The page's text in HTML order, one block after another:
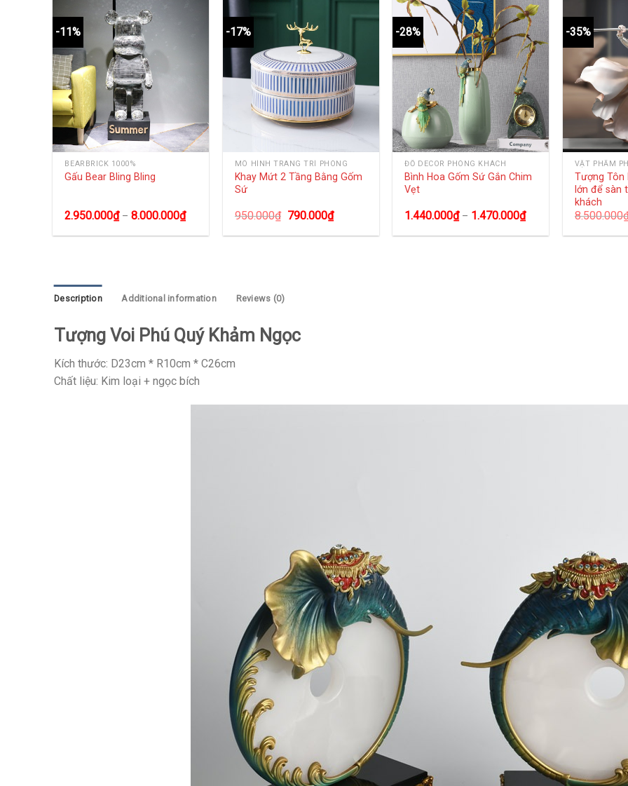
-11%
BEARBRICK 1000%
Gấu Bear Bling Bling
2.950.000₫–8.000.000₫
-17%
MÔ HÌNH TRANG TRÍ PHÒNG
Khay Mứt 2 Tầng Bằng Gốm
Sứ
950.000₫ 790.000₫
-28%
ĐỒ DECOR PHÒNG KHÁCH
Bình Hoa Gốm Sứ Gắn Chim
Vẹt
1.440.000₫– 1.470.000₫
-35%
VẬT PHẨM
Tượng Tôn
lớn để sàn
khách
8.500.000
Description Additional information Reviews (0)
Tượng Voi Phú Quý Khảm Ngọc
Kích thước: D23cm * R10cm * C26cm
Chất liệu: Kim loại + ngọc bích